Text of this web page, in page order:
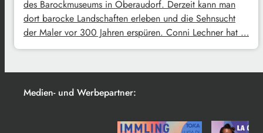
des Barockmuseums in Oberaudorf. Derzeit kann man
dort barocke Landschaften erleben und die Sehnsucht
der Maler vor 300 Jahren erspüren. Conni Lechner hat …
Medien- und Werbepartner: